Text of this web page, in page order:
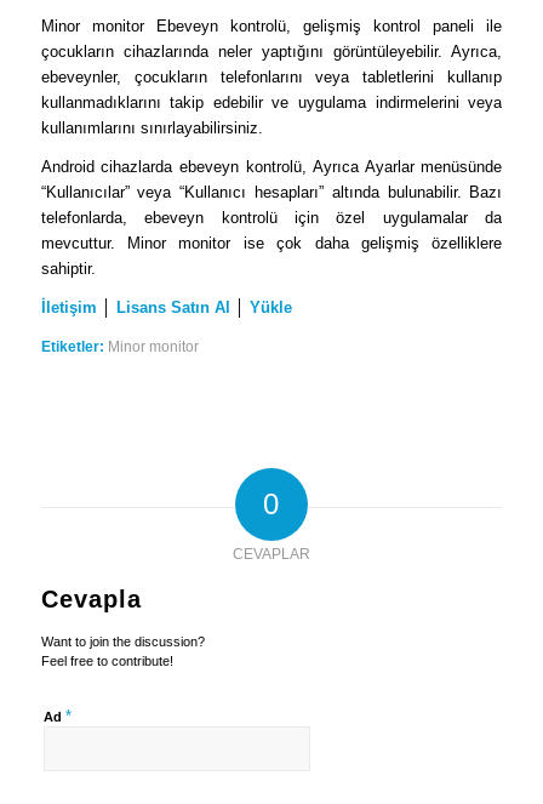
Minor monitor Ebeveyn kontrolü, gelişmiş kontrol paneli ile
çocukların cihazlarında neler yaptığını görüntüleyebilir. Ayrıca,
ebeveynler, çocukların telefonlarını veya tabletlerini kullanıp
kullanmadıklarını takip edebilir ve uygulama indirmelerini veya
kullanımlarını sınırlayabilirsiniz.
Android cihazlarda ebeveyn kontrolü, Ayrıca Ayarlar menüsünde
“Kullanıcılar” veya “Kullanıcı hesapları” altında bulunabilir. Bazı
telefonlarda, ebeveyn kontrolü için özel uygulamalar da
mevcuttur. Minor monitor ise çok daha gelişmiş özelliklere
sahiptir.
İletişim Lisans Satın Al Yükle
Etiketler: Minor monitor
0
CEVAPLAR
Cevapla
Want to join the discussion?
Feel free to contribute!
Ad *